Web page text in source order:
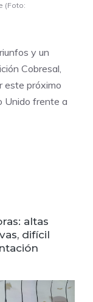
(Foto:
y un
Cobresal,
este próximo
Unido frente a
altas
difícil